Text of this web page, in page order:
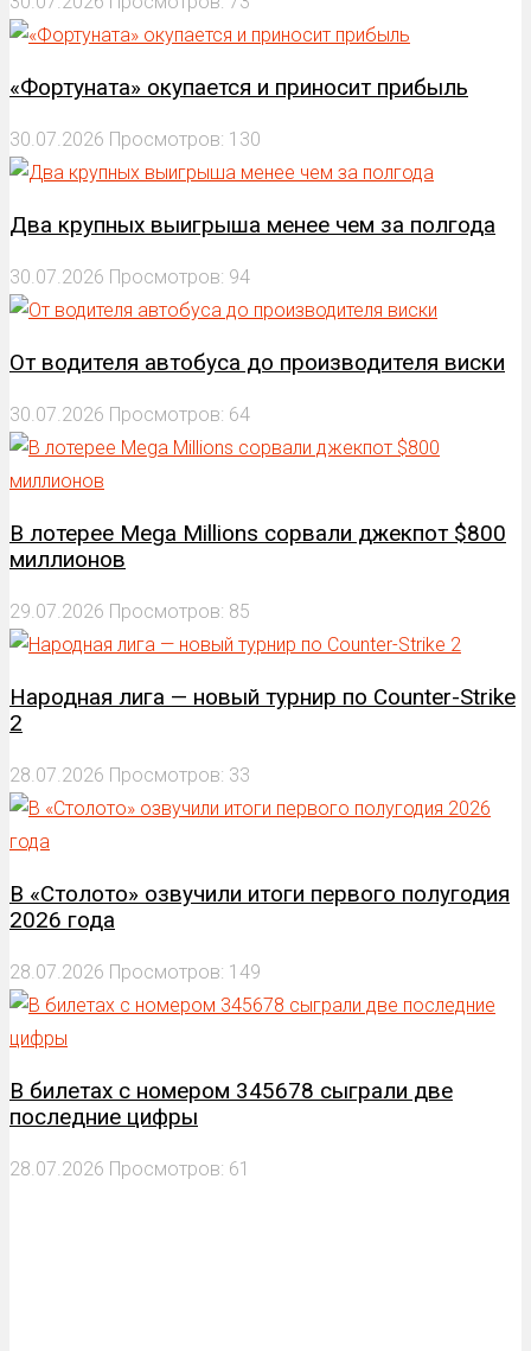
«Фортуната» окупается и приносит прибыль
30.07.2026 Просмотров: 130
Два крупных выигрыша менее чем за полгода
30.07.2026 Просмотров: 94
От водителя автобуса до производителя виски
30.07.2026 Просмотров: 64
В лотерее Mega Millions сорвали джекпот $800
миллионов
29.07.2026 Просмотров: 85
Народная лига — новый турнир по Counter-Strike
2
28.07.2026 Просмотров: 33
В «Столото» озвучили итоги первого полугодия
2026 года
28.07.2026 Просмотров: 149
В билетах с номером 345678 сыграли две
последние цифры
28.07.2026 Просмотров: 61